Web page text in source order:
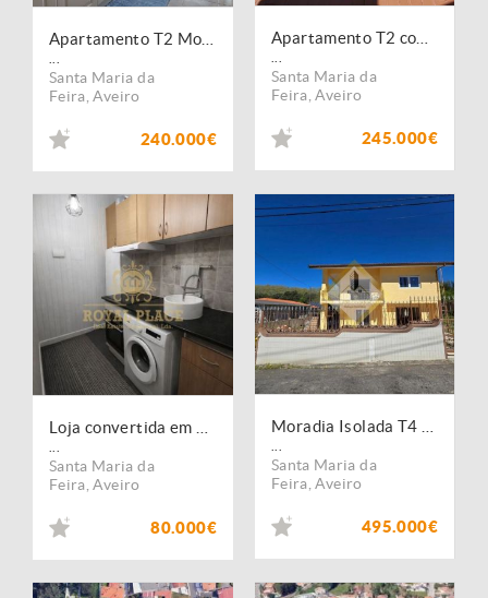
Santa Maria da
Feira ,Aveiro
240.000€
Santa Maria da
Feira ,Aveiro
245.000€
Santa Maria da
Feira ,Aveiro
80.000€
Santa Maria da
Feira ,Aveiro
495.000€